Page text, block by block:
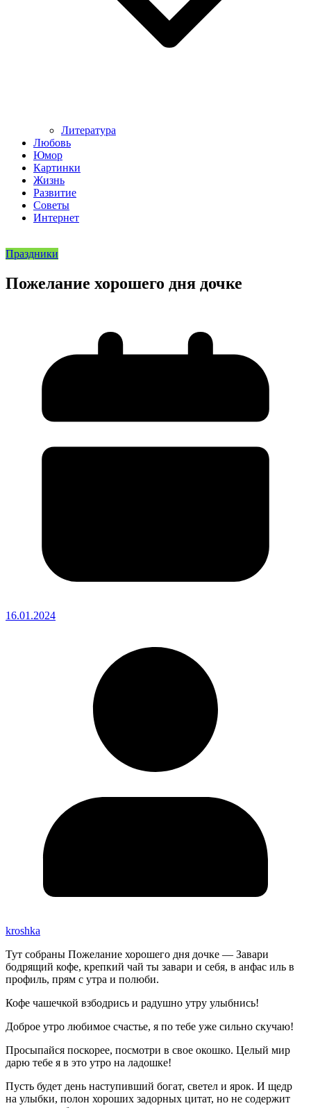
Литература
Любовь
Юмор
Картинки
Жизнь
Развитие
Советы
Интернет
Праздники
Пожелание хорошего дня дочке
16.01.2024
kroshka
Тут собраны Пожелание хорошего дня дочке — Завари
бодрящий кофе, крепкий чай ты завари и себя, в анфас иль в
профиль, прям с утра и полюби.
Кофе чашечкой взбодрись и радушно утру улыбнись!
Доброе утро любимое счастье, я по тебе уже сильно скучаю!
Просыпайся поскорее, посмотри в свое окошко. Целый мир
дарю тебе я в это утро на ладошке!
Пусть будет день наступивший богат, светел и ярок. И щедр
на улыбки, полон хороших задорных цитат, но не содержит